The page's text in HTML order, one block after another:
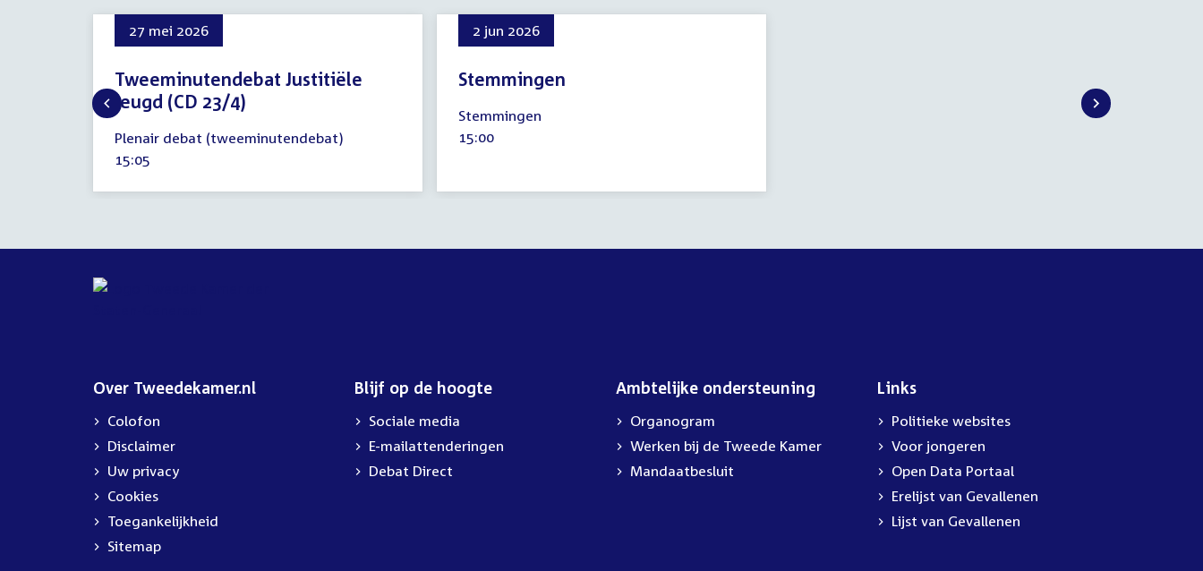
27 mei 2026
Tweeminutendebat Justitiële
jeugd (CD 23/4)
mei
2026
Plenair debat (tweeminutendebat)
Tijd
15:05
2 jun 2026
Stemmingen
juni
2026
Stemmingen
Tijd
15:00
Over Tweedekamer.nl
Colofon
Disclaimer
Uw privacy
Cookies
Toegankelijkheid
Sitemap
Blijf op de hoogte
Sociale media
E-mailattenderingen
Debat Direct
Ambtelijke ondersteuning
Organogram
Werken bij de Tweede Kamer
Mandaatbesluit
Links
Politieke websites
Voor jongeren
Open Data Portaal
Erelijst van Gevallenen
Lijst van Gevallenen